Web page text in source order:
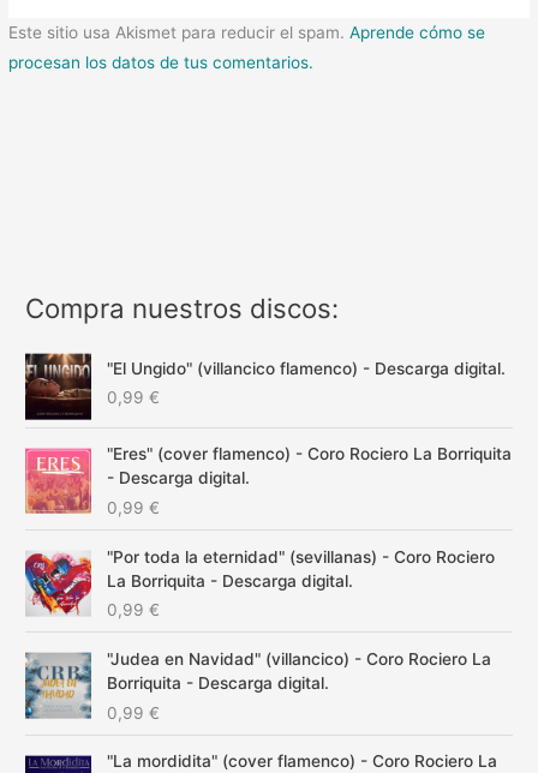
Este sitio usa Akismet para reducir el spam.Aprende cómo se
procesan los datos de tus comentarios.
Compra nuestros discos:
"El Ungido" (villancico flamenco) - Descarga digital.
0,99€
"Eres" (cover flamenco) - Coro Rociero La Borriquita
- Descarga digital.
0,99€
"Por toda la eternidad" (sevillanas) - Coro Rociero
La Borriquita - Descarga digital.
0,99€
"Judea en Navidad" (villancico) - Coro Rociero La
Borriquita - Descarga digital.
0,99€
"La mordidita" (cover flamenco) - Coro Rociero La